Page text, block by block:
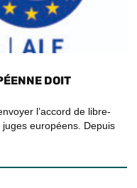
DOIT
l’accord de libre-
européens. Depuis